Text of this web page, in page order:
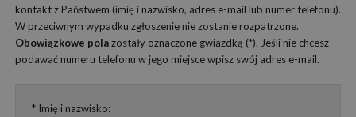
kontakt z Państwem (imię i nazwisko, adres e-mail lub numer telefonu).
W przeciwnym wypadku zgłoszenie nie zostanie rozpatrzone.
Obowiązkowe polazostały oznaczone gwiazdką (*). Jeśli nie chcesz
podawać numeru telefonu w jego miejsce wpisz swój adres e-mail.
* Imię i nazwisko: